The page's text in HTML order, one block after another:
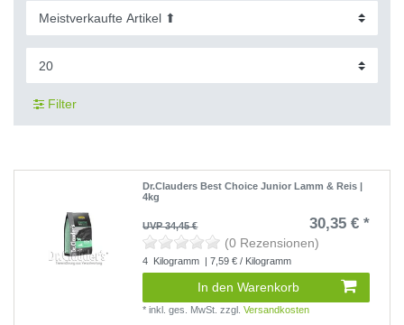
Filter
Dr.Clauders Best Choice Junior Lamm & Reis |
4kg
UVP 34,45 € 30,35 € *
(0 Rezensionen)
4 Kilogramm | 7,59 € / Kilogramm
In den Warenkorb
*inkl. ges. MwSt. zzgl.Versandkosten